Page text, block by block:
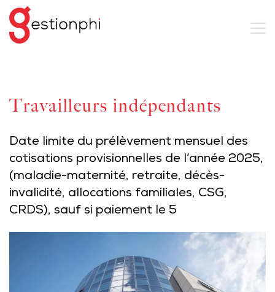
Travailleurs indépendants
Date limite du prélèvement mensuel des
cotisations provisionnelles de l’année 2025,
(maladie-maternité, retraite, décès-
invalidité, allocations familiales, CSG,
CRDS), sauf si paiement le 5